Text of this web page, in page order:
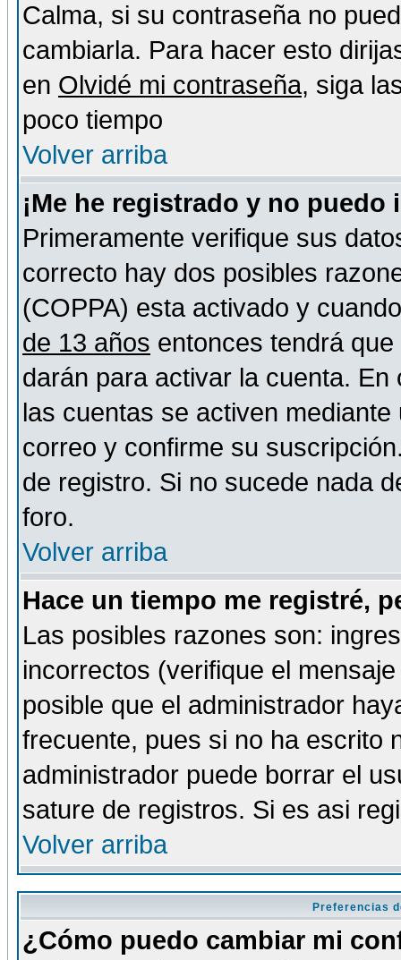
Calma, si su contraseña no
cambiarla. Para hacer esto
en Olvidé mi contraseña, siga
poco tiempo
Volver arriba
¡Me he registrado y no puedo
Primeramente verifique sus
correcto hay dos posibles
(COPPA) esta activado y
de 13 años entonces tendrá
darán para activar la cuenta.
las cuentas se activen
correo y confirme su
de registro. Si no sucede nada
foro.
Volver arriba
Hace un tiempo me registré,
Las posibles razones son:
incorrectos (verifique el
posible que el administrador
frecuente, pues si no ha escrito
administrador puede borrar el
sature de registros. Si es asi
Volver arriba
Preferencias
¿Cómo puedo cambiar mi